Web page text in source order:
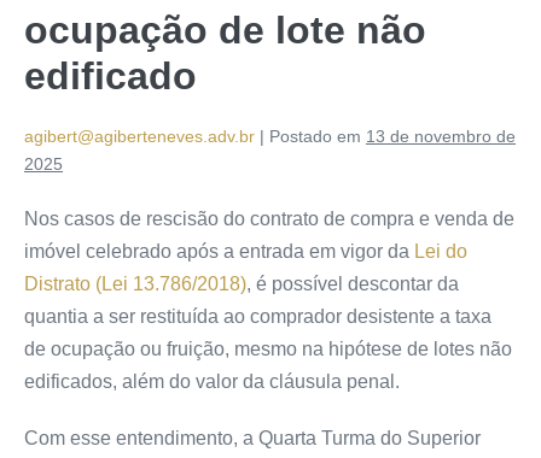
ocupação de lote não
edificado
agibert@agiberteneves.adv.br | Postado em 13 de novembro de
2025
Nos casos de rescisão do contrato de compra e venda de
imóvel celebrado após a entrada em vigor da Lei do
Distrato (Lei 13.786/2018), é possível descontar da
quantia a ser restituída ao comprador desistente a taxa
de ocupação ou fruição, mesmo na hipótese de lotes não
edificados, além do valor da cláusula penal.
Com esse entendimento, a Quarta Turma do Superior